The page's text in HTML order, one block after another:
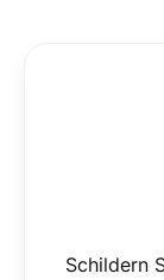
Schildern